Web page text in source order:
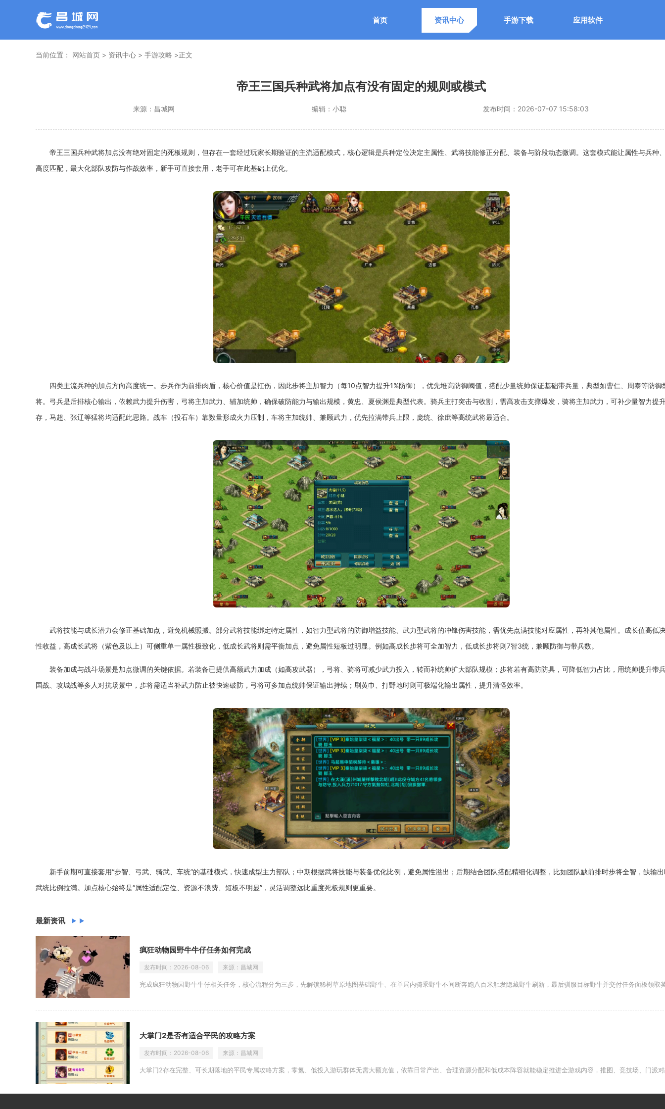
首页 资讯中心 手游下载 应用软件
当前位置： 网站首页 > 资讯中心 > 手游攻略 >正文
帝王三国兵种武将加点有没有固定的规则或模式
来源： 昌城网 编辑： 小聪 发布时间： 2026-07-07 15:58:03
帝王三国兵种武将加点没有绝对固定的死板规则，但存在一套经过玩家长期验证的主流适配模式，核心逻辑是兵种定位决定主属性、武将技能修正分配、装备与阶段动态微调。这套模式能让属性与兵种
高度匹配，最大化部队攻防与作战效率，新手可直接套用，老手可在此基础上优化。
四类主流兵种的加点方向高度统一。步兵作为前排肉盾，核心价值是扛伤，因此步将主加智力（每10点智力提升1%防御），优先堆高防御阈值，搭配少量统帅保证基础带兵量，典型如曹仁、周泰等防御
将。弓兵是后排核心输出，依赖武力提升伤害，弓将主加武力、辅加统帅，确保破防能力与输出规模，黄忠、夏侯渊是典型代表。骑兵主打突击与收割，需高攻击支撑爆发，骑将主加武力，可补少量智力提
存，马超、张辽等猛将均适配此思路。战车（投石车）靠数量形成火力压制，车将主加统帅、兼顾武力，优先拉满带兵上限，庞统、徐庶等高统武将最适合。
武将技能与成长潜力会修正基础加点，避免机械照搬。部分武将技能绑定特定属性，如智力型武将的防御增益技能、武力型武将的冲锋伤害技能，需优先点满技能对应属性，再补其他属性。成长值高低
性收益，高成长武将（紫色及以上）可侧重单一属性极致化，低成长武将则需平衡加点，避免属性短板过明显。例如高成长步将可全加智力，低成长步将则7智3统，兼顾防御与带兵数。
装备加成与战斗场景是加点微调的关键依据。若装备已提供高额武力加成（如高攻武器），弓将、骑将可减少武力投入，转而补统帅扩大部队规模；步将若有高防防具，可降低智力占比，用统帅提升带
国战、攻城战等多人对抗场景中，步将需适当补武力防止被快速破防，弓将可多加点统帅保证输出持续；刷黄巾、打野地时则可极端化输出属性，提升清怪效率。
新手前期可直接套用“步智、弓武、骑武、车统”的基础模式，快速成型主力部队；中期根据武将技能与装备优化比例，避免属性溢出；后期结合团队搭配精细化调整，比如团队缺前排时步将全智，缺输
武统比例拉满。加点核心始终是“属性适配定位、资源不浪费、短板不明显”，灵活调整远比重度死板规则更重要。
最新资讯
疯狂动物园野牛牛仔任务如何完成
发布时间： 2026-08-06 来源： 昌城网
完成疯狂动物园野牛牛仔相关任务，核心流程分为三步，先解锁稀树草原地图基础野牛、在单局内骑乘野牛不间断奔跑八百米触发隐藏野牛刷新，最后驯服目标野牛并交付任务面板领取
大掌门2是否有适合平民的攻略方案
发布时间： 2026-08-06 来源： 昌城网
大掌门2存在完整、可长期落地的平民专属攻略方案，零氪、低投入游玩群体无需大额充值，依靠日常产出、合理资源分配和低成本阵容就能稳定推进全游戏内容，推图、竞技场、门派